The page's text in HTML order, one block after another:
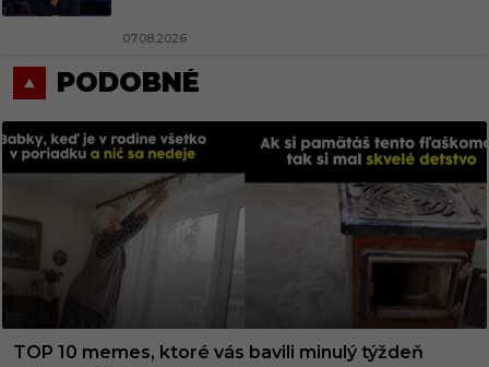
07.08.2026
PODOBNÉ
TOP 10 memes, ktoré vás bavili minulý týždeň